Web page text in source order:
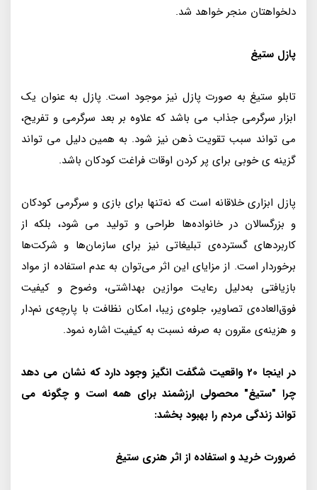
دلخواهتان منجر خواهد شد.
پازل ستیغ
تابلو ستیغ به صورت پازل نیز موجود است. پازل به عنوان یک
ابزار سرگرمی جذاب می باشد که علاوه بر بعد سرگرمی و تفریح،
می تواند سبب تقویت ذهن نیز شود. به همین دلیل می تواند
گزینه ی خوبی برای پر کردن اوقات فراغت کودکان باشد.
پازل ابزاری خلاقانه است که نه‌تنها برای بازی و سرگرمی کودکان
و بزرگسالان در خانواده‌ها طراحی و تولید می شود، بلکه از
کاربردهای گسترده‌ی تبلیغاتی نیز برای سازمان‌ها و شرکت‌ها
برخوردار است. از مزایای این اثر می‌توان به عدم استفاده از مواد
بازیافتی به‌دلیل رعایت موازین بهداشتی، وضوح و کیفیت
فوق‌العاده‌ی تصاویر، جلوه‌ی زیبا، امکان نظافت با پارچه‌ی نم‌دار
و هزینه‌ی مقرون به صرفه نسبت به کیفیت اشاره نمود.
در اینجا 20 واقعیت شگفت انگیز وجود دارد که نشان می دهد
چرا "ستیغ" محصولی ارزشمند برای همه است و چگونه می
تواند زندگی مردم را بهبود بخشد:
ضرورت خرید و استفاده از اثر هنری ستیغ